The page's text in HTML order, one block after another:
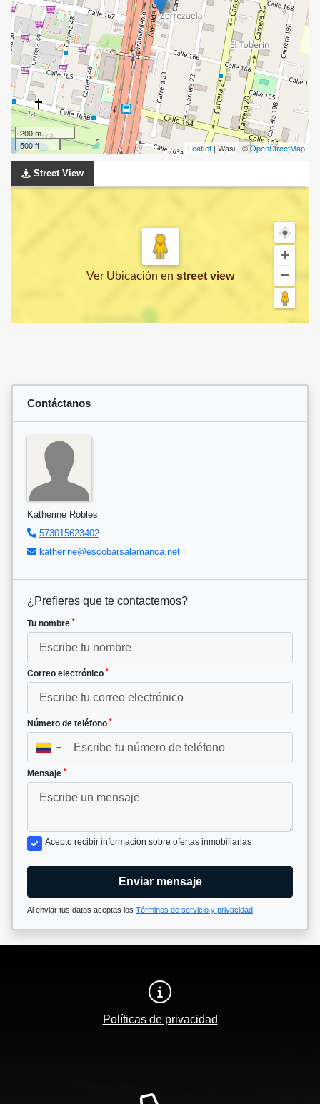
200 m
500 ft
Leaflet | Wasi - ©OpenStreetMap
Street View
Ver Ubicación en street view
Contáctanos
Katherine Robles
573015623402
katherine@escobarsalamanca.net
¿Prefieres que te contactemos?
Tu nombre *
Correo electrónico *
Número de teléfono *
▼
Mensaje *
Acepto recibir información sobre ofertas inmobiliarias
Enviar mensaje
Al enviar tus datos aceptas los Términos de servicio y privacidad
Políticas de privacidad